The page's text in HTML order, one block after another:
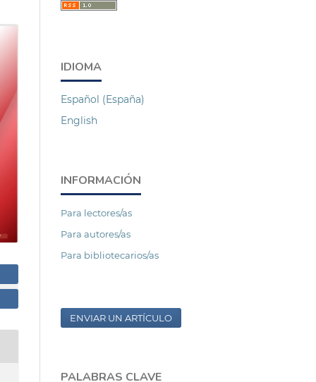
IDIOMA
Español (España)
English
INFORMACIÓN
Para lectores/as
Para autores/as
Para bibliotecarios/as
ENVIAR UN ARTÍCULO
PALABRAS CLAVE